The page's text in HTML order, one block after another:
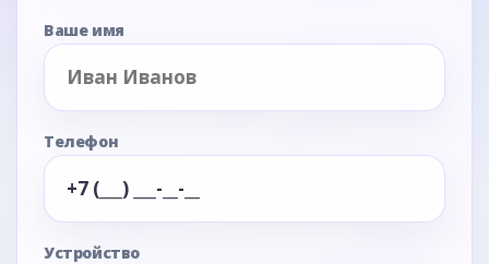
Ваше имя
Телефон
Устройство